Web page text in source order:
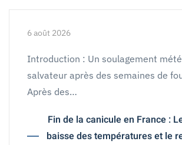
6 août 2026
Introduction : Un soulagement
salvateur après des semaines de
Après des…
Fin de la canicule en France :
baisse des températures et le